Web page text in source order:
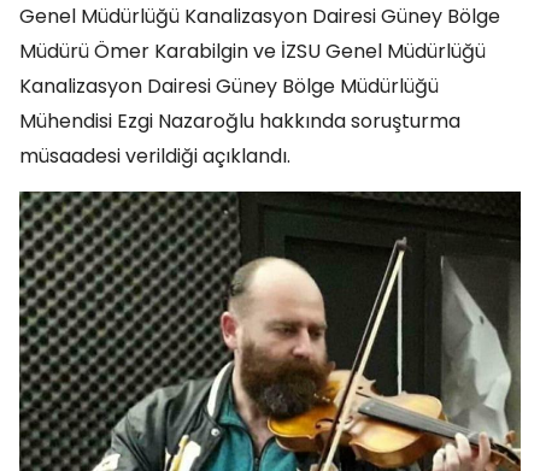
Genel Müdürlüğü Kanalizasyon Dairesi Güney Bölge
Müdürü Ömer Karabilgin ve İZSU Genel Müdürlüğü
Kanalizasyon Dairesi Güney Bölge Müdürlüğü
Mühendisi Ezgi Nazaroğlu hakkında soruşturma
müsaadesi verildiği açıklandı.